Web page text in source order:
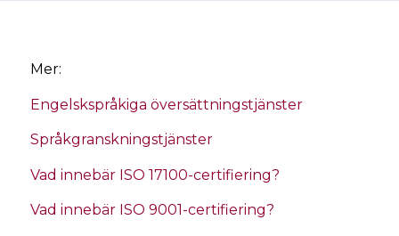
Mer:
Engelskspråkiga översättningstjänster
Språkgranskningstjänster
Vad innebär ISO 17100-certifiering?
Vad innebär ISO 9001-certifiering?